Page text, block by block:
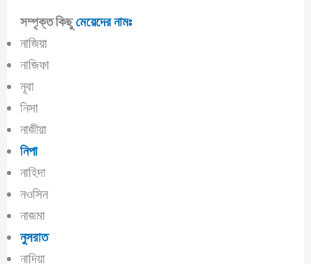
সম্পৃক্ত কিছুমেয়েদের নামঃ
নাজিয়া
নাজিফা
নূবা
নিসা
নাজীয়া
নিপা
নাহিদা
নওসিন
নাজমা
নুসরাত
নাদিয়া